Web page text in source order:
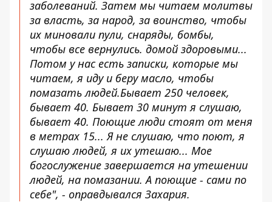
заболеваний. Затем мы читаем молитвы
за власть, за народ, за воинство, чтобы
их миновали пули, снаряды, бомбы,
чтобы все вернулись. домой здоровыми...
Потом у нас есть записки, которые мы
читаем, я иду и беру масло, чтобы
помазать людей.Бывает 250 человек,
бывает 40. Бывает 30 минут я слушаю,
бывает 40. Поющие люди стоят от меня
в метрах 15... Я не слушаю, что поют, я
слушаю людей, я их утешаю... Мое
богослужение завершается на утешении
людей, на помазании. А поющие - сами по
себе", - оправдывался Захария.